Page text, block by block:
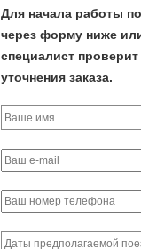
Для начала работы
через форму ниже
специалист
уточнения заказа.